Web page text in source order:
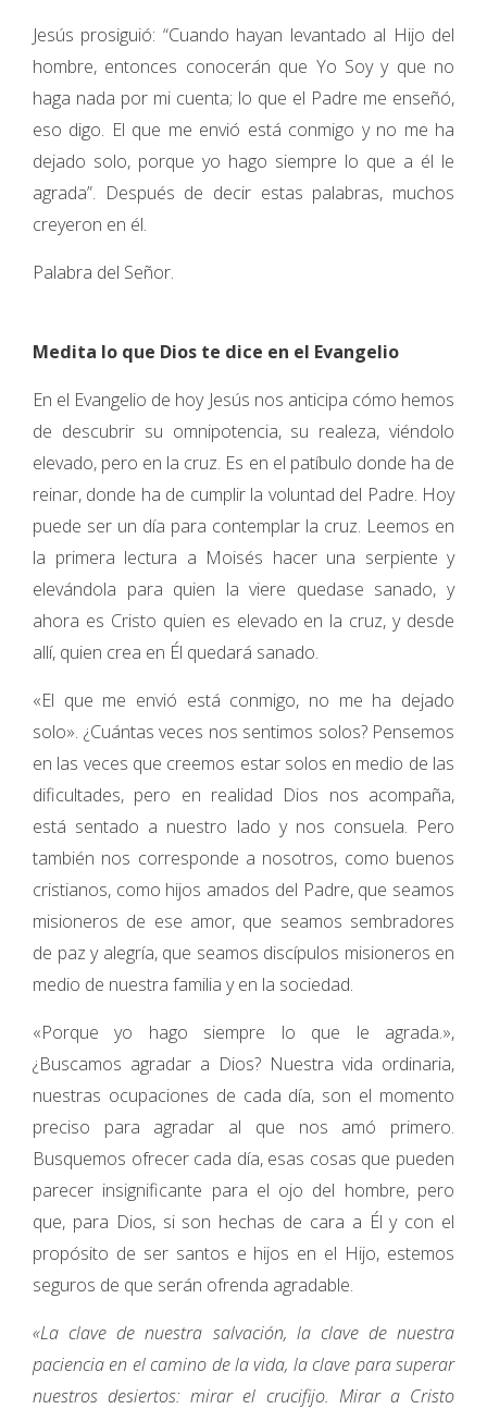
Jesús prosiguió: “Cuando hayan levantado al Hijo del
hombre, entonces conocerán que Yo Soy y que no
haga nada por mi cuenta; lo que el Padre me enseñó,
eso digo. El que me envió está conmigo y no me ha
dejado solo, porque yo hago siempre lo que a él le
agrada”. Después de decir estas palabras, muchos
creyeron en él.
Palabra del Señor.
Medita lo que Dios te dice en el Evangelio
En el Evangelio de hoy Jesús nos anticipa cómo hemos
de descubrir su omnipotencia, su realeza, viéndolo
elevado, pero en la cruz. Es en el patíbulo donde ha de
reinar, donde ha de cumplir la voluntad del Padre. Hoy
puede ser un día para contemplar la cruz. Leemos en
la primera lectura a Moisés hacer una serpiente y
elevándola para quien la viere quedase sanado, y
ahora es Cristo quien es elevado en la cruz, y desde
allí, quien crea en Él quedará sanado.
«El que me envió está conmigo, no me ha dejado
solo». ¿Cuántas veces nos sentimos solos? Pensemos
en las veces que creemos estar solos en medio de las
dificultades, pero en realidad Dios nos acompaña,
está sentado a nuestro lado y nos consuela. Pero
también nos corresponde a nosotros, como buenos
cristianos, como hijos amados del Padre, que seamos
misioneros de ese amor, que seamos sembradores
de paz y alegría, que seamos discípulos misioneros en
medio de nuestra familia y en la sociedad.
«Porque yo hago siempre lo que le agrada.»,
¿Buscamos agradar a Dios? Nuestra vida ordinaria,
nuestras ocupaciones de cada día, son el momento
preciso para agradar al que nos amó primero.
Busquemos ofrecer cada día, esas cosas que pueden
parecer insignificante para el ojo del hombre, pero
que, para Dios, si son hechas de cara a Él y con el
propósito de ser santos e hijos en el Hijo, estemos
seguros de que serán ofrenda agradable.
«La clave de nuestra salvación, la clave de nuestra
paciencia en el camino de la vida, la clave para superar
nuestros desiertos: mirar el crucifijo. Mirar a Cristo